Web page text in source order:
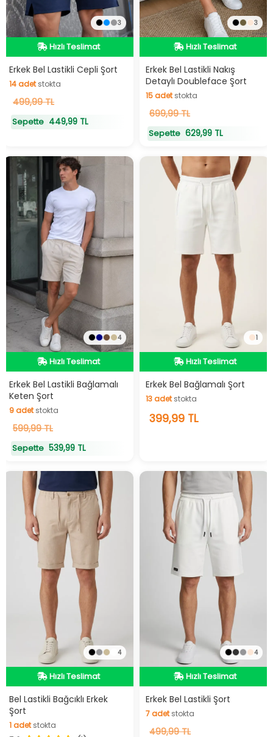
3
Hızlı Teslimat
Hızlı Teslimat
Erkek Bel Lastikli Cepli Şort
14adetstokta
14adetstokta
499,99 TL
Sepette 449,99 TL
3
Hızlı Teslimat
Hızlı Teslimat
Erkek Bel Lastikli Nakış
Detaylı Doubleface Şort
15adetstokta
15adetstokta
699,99 TL
Sepette 629,99 TL
4
Hızlı Teslimat
Hızlı Teslimat
Erkek Bel Lastikli Bağlamalı
Keten Şort
9adetstokta
9adetstokta
599,99 TL
Sepette 539,99 TL
1
Hızlı Teslimat
Hızlı Teslimat
Erkek Bel Bağlamalı Şort
13adetstokta
13adet stokta
399,99 TL
4
Hızlı Teslimat
Hızlı Teslimat
Bel Lastikli Bağcıklı Erkek
Şort
1adetstokta
4
Hızlı Teslimat
Hızlı Teslimat
Erkek Bel Lastikli Şort
7adetstokta
7adetstokta
499,99 TL